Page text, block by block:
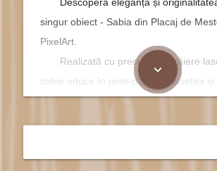
expand_more
Descoperă eleganța și
singur obiect - Sabia din Placaj de
PixelArt.
Realizată cu precizie prin tăiere
sabie aduce în prim-plan frumusețea și
art-ului.
sabie este o adevărată capodoperă